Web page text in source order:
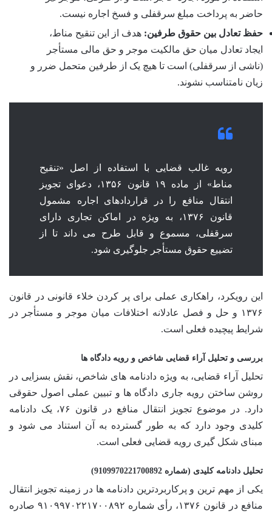
حاضر به پرداخت مبلغ سرقفلی و فسخ اجاره نیست.
حفظ تعادل بین حقوق طرفین: هدف از این تنقیح مناط،
ایجاد تعادل میان حق مالکیت موجر و حق مالی مستأجر
(ناشی از سرقفلی) است تا هیچ یک از طرفین متحمل ضرر و
زیان نامتناسب نشوند.
رویه غالب قضایی با استفاده از اصل «تنقیح
مناط» از ماده ۱۹ قانون ۱۳۵۶، دعوای تجویز
انتقال منافع را در قراردادهای اجاره مشمول
قانون ۱۳۷۶، به ویژه در اماکن تجاری دارای
سرقفلی، مسموع و قابل طرح می داند تا از
تضییع حقوق مستأجر جلوگیری شود.
این رویکرد، راهکاری عملی برای پر کردن خلاء قانونی در قانون
۱۳۷۶ و حل و فصل عادلانه اختلافات میان موجر و مستأجر در
شرایط پیچیده فعلی است.
بررسی و تحلیل آراء قضایی شاخص و رویه دادگاه ها
تحلیل آراء قضایی، به ویژه دادنامه های شاخص، نقش بسزایی در
روشن ساختن رویه جاری دادگاه ها و تبیین عملی اصول حقوقی
دارد. در موضوع تجویز انتقال منافع در قانون ۷۶، یک دادنامه
کلیدی وجود دارد که به طور گسترده به آن استناد می شود و
مبنای شکل گیری رویه قضایی فعلی است.
تحلیل دادنامه کلیدی (شماره 9109970221700892)
یکی از مهم ترین و پرکاربردترین دادنامه ها در زمینه تجویز انتقال
منافع در قانون ۱۳۷۶، رأی شماره ۹۱۰۹۹۷۰۲۲۱۷۰۰۸۹۲ صادره